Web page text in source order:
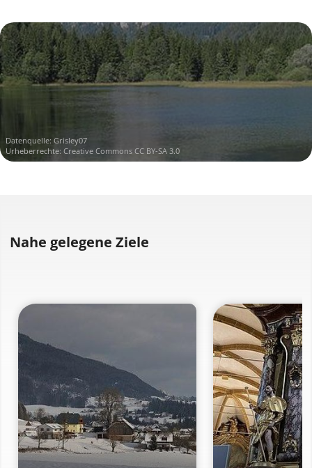
Datenquelle: Grisley07
Urheberrechte: Creative Commons CC BY-SA 3.0
Nahe gelegene Ziele